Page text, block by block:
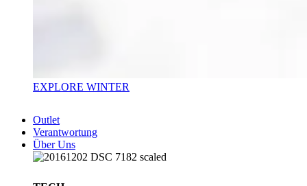
EXPLORE WINTER
Outlet
Verantwortung
Über Uns